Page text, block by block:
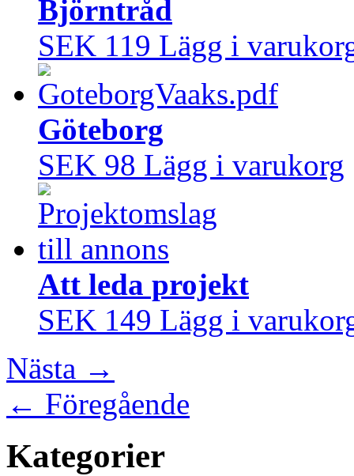
Björntråd
SEK 119 Lägg i
Göteborg
SEK 98 Lägg i varukorg
Att leda projekt
SEK 149 Lägg i
Nästa →
← Föregående
Kategorier